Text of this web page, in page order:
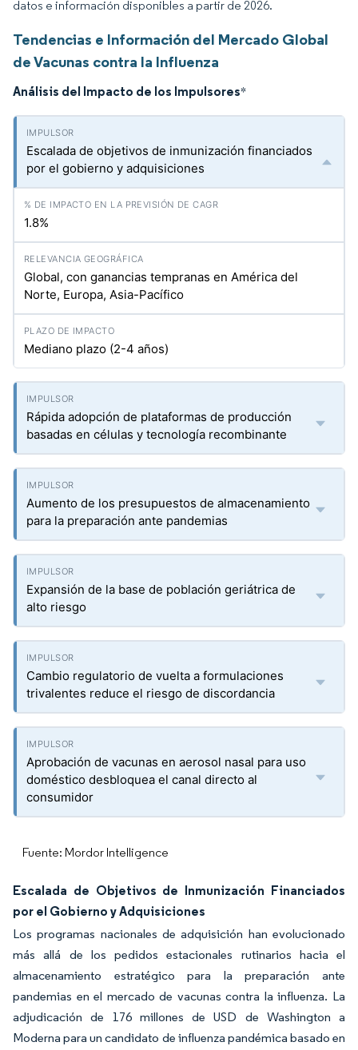
datos e información disponibles a partir de 2026.
Tendencias e Información del Mercado Global
de Vacunas contra la Influenza
Análisis del Impacto de los Impulsores*
Escalada de objetivos de inmunización financiados
por el gobierno y adquisiciones
1.8%
Global, con ganancias tempranas en América del
Norte, Europa, Asia-Pacífico
Mediano plazo (2-4 años)
Rápida adopción de plataformas de producción
basadas en células y tecnología recombinante
Aumento de los presupuestos de almacenamiento
para la preparación ante pandemias
Expansión de la base de población geriátrica de
alto riesgo
Cambio regulatorio de vuelta a formulaciones
trivalentes reduce el riesgo de discordancia
Aprobación de vacunas en aerosol nasal para uso
doméstico desbloquea el canal directo al
consumidor
Fuente: Mordor Intelligence
Escalada de Objetivos de Inmunización Financiados
por el Gobierno y Adquisiciones
Los programas nacionales de adquisición han evolucionado
más allá de los pedidos estacionales rutinarios hacia el
almacenamiento estratégico para la preparación ante
pandemias en el mercado de vacunas contra la influenza. La
adjudicación de 176 millones de USD de Washington a
Moderna para un candidato de influenza pandémica basado en